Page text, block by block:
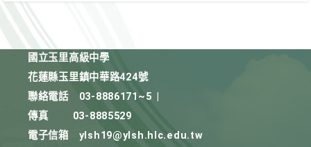
國立玉里高級中學
花蓮縣玉里鎮中華路424號
聯絡電話
03-8886171~5
傳真
03-8885529
電子信箱
ylsh19@ylsh.hlc.edu.tw